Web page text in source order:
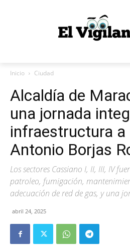
Inicio Ciudad
Alcaldía de
una jornada
infraestructura a
Antonio Borjas
Los sectores Cassiano I, II, III, IV
patroleo, fumigación,
adecuación de red de gas, y una
abril 24, 2025